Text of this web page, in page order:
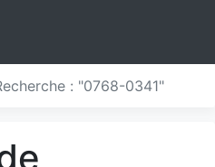
: "0768-0341"